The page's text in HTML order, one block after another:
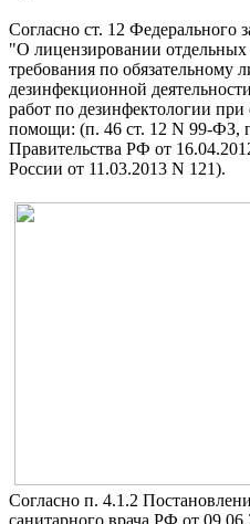
Согласно ст. 12 Федерального
"О лицензировании отдельных
требования по обязательному
дезинфекционной
работ по дезинфектологии
помощи: (п. 46 ст. 12 N 99-ФЗ,
Правительства РФ от
России от 11.03.2013 N 121).
Согласно п. 4.1.2